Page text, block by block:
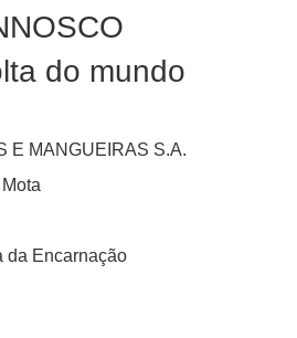
do mundo
E MANGUEIRAS S.A.
da Encarnação